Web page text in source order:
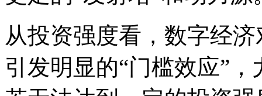
从投资强度看，数字经
引发明显的“门槛效应”